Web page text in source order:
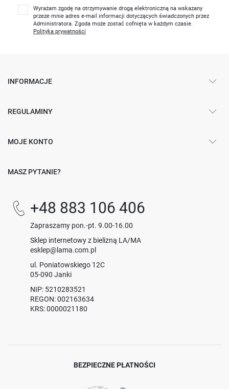
Wyrażam zgodę na otrzymywanie drogą elektroniczną na wskazany
przeze mnie adres e-mail informacji dotyczących świadczonych przez
Administratora. Zgoda może zostać cofnięta w każdym czasie.
Polityka prywatności
INFORMACJE
REGULAMINY
MOJE KONTO
MASZ PYTANIE?
+48 883 106 406
Zapraszamy pon.-pt. 9.00-16.00
Sklep internetowy z bielizną LA/MA
esklep@lama.com.pl
ul. Poniatowskiego 12C
05-090 Janki
NIP: 5210283521
REGON: 002163634
KRS: 0000021180
BEZPIECZNE PŁATNOŚCI